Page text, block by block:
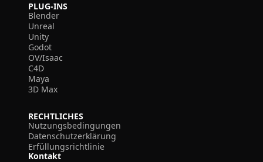
PLUG-INS
Blender
Unreal
Unity
Godot
OV/Isaac
C4D
Maya
3D Max
RECHTLICHES
Nutzungsbedingungen
Datenschutzerklärung
Erfüllungsrichtlinie
Kontakt